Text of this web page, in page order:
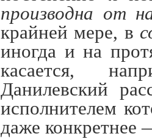
производна от
крайней мере, в
иногда и на
касается,
Данилевский
исполнителем
даже